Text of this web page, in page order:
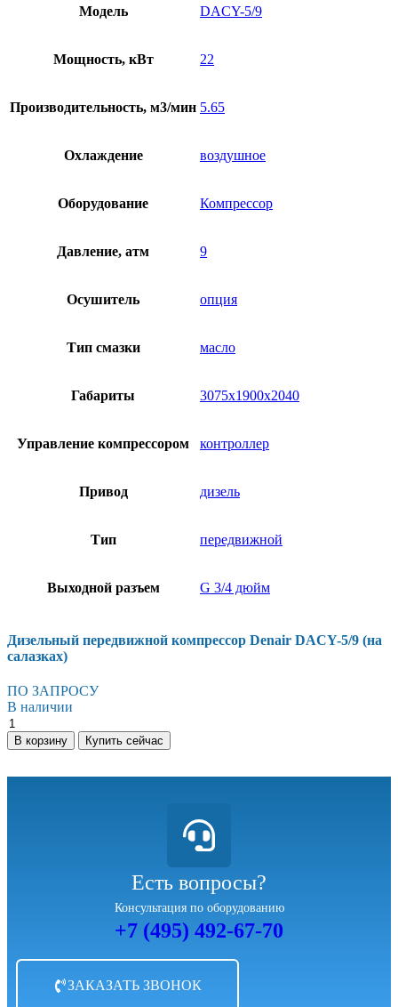
Модель DACY-5/9
Мощность, кВт 22
Производительность, м3/мин 5.65
Охлаждение воздушное
Оборудование Компрессор
Давление, атм 9
Осушитель опция
Тип смазки масло
Габариты 3075х1900х2040
Управление компрессором контроллер
Привод дизель
Тип передвижной
Выходной разъем G 3/4 дюйм
Дизельный передвижной компрессор Denair DACY-5/9 (на
салазках)
ПО ЗАПРОСУ
В наличии
В корзину Купить сейчас
Есть вопросы?
Консультация по оборудованию
+7 (495) 492-67-70
ЗАКАЗАТЬ ЗВОНОК